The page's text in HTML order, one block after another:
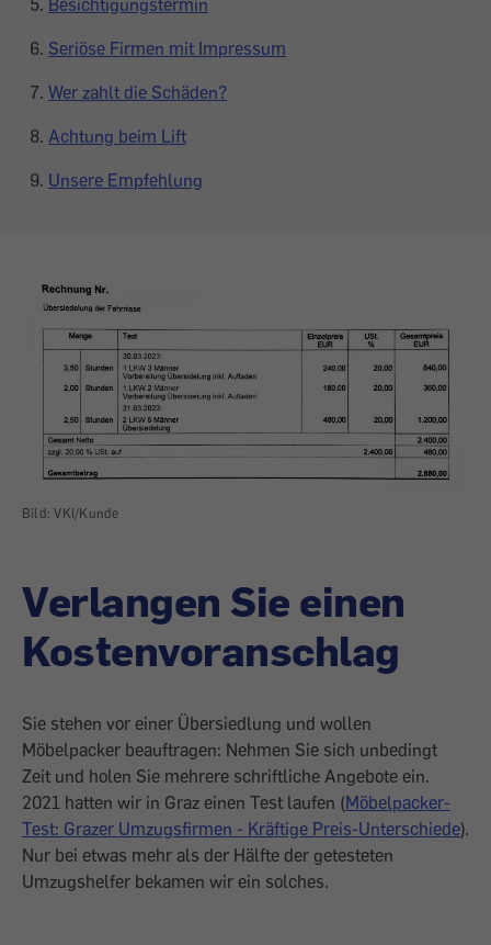
Besichtigungstermin
Seriöse Firmen mit Impressum
Wer zahlt die Schäden?
Achtung beim Lift
Unsere Empfehlung
Bild: VKI/Kunde
Verlangen Sie einen
Kostenvoranschlag
Sie stehen vor einer Übersiedlung und wollen
Möbelpacker beauftragen: Nehmen Sie sich unbedingt
Zeit und holen Sie mehrere schriftliche Angebote ein.
2021 hatten wir in Graz einen Test laufen (Möbelpacker-
Test: Grazer Umzugsfirmen - Kräftige Preis-Unterschiede).
Nur bei etwas mehr als der Hälfte der getesteten
Umzugshelfer bekamen wir ein solches.